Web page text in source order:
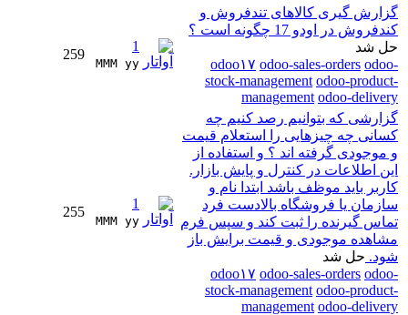
گزارش گیری کالاهای تندفروش و
کندفروش در اودو 17 چگونه است ؟
حل شد
odoo۱۷ odoo-sales-orders odoo-
stock-management odoo-product-
management odoo-delivery
1
MMM yy
259
گزارشی که بتوانیم رصد کنیم چه
کسانی چه چیزهایی را استعلام قیمت
و موجودی گرفته اند ؟ و استفاده از
این اطلاعات در کنترل و پایش بازار.
کاربر باید موظف باشد ابتدا نام و
سازمان یا فروشگاه بالادست فرد
تماس گیرنده را ثبت کند و سپس فرم
مشاهده موجودی و قیمت برایش باز
شود. حل شد
odoo۱۷ odoo-sales-orders odoo-
stock-management odoo-product-
management odoo-delivery
1
MMM yy
255